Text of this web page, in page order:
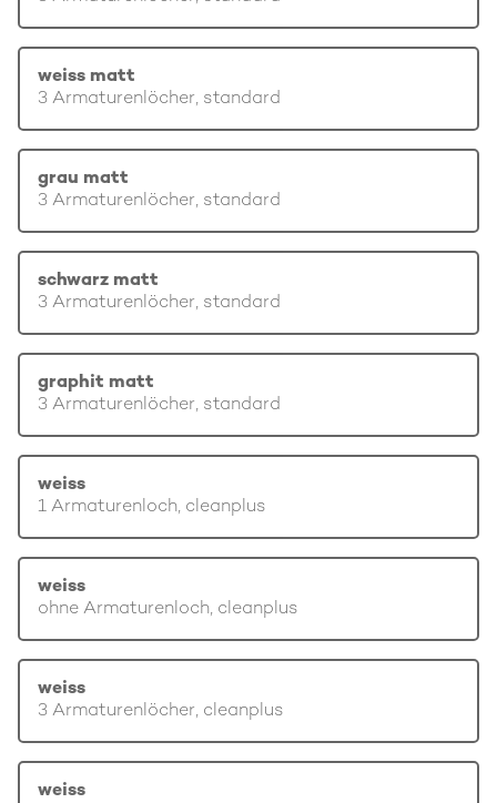
weiss matt
3 Armaturenlöcher, standard
grau matt
3 Armaturenlöcher, standard
schwarz matt
3 Armaturenlöcher, standard
graphit matt
3 Armaturenlöcher, standard
weiss
1 Armaturenloch, cleanplus
weiss
ohne Armaturenloch, cleanplus
weiss
3 Armaturenlöcher, cleanplus
weiss